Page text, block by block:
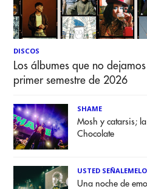
DISCOS
Los álbumes que no
primer semestre de 2026
SHAME
Mosh y catarsis;
Chocolate
USTED SEÑALEMELO
Una noche de